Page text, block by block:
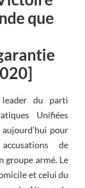
que
leader du parti
Unifiées
pour
de
groupe armé. Le
et celui du